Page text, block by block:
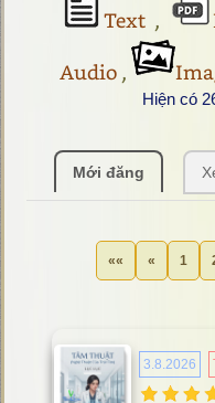
Text ,
Audio ,
Hiện có
Mới đăng
«« « 1
3.8.2026